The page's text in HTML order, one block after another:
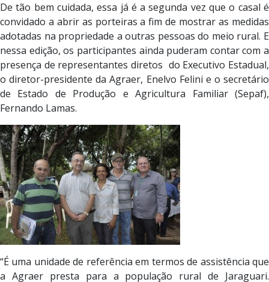
De tão bem cuidada, essa já é a segunda vez que o casal é
convidado a abrir as porteiras a fim de mostrar as medidas
adotadas na propriedade a outras pessoas do meio rural. E
nessa edição, os participantes ainda puderam contar com a
presença de representantes diretos do Executivo Estadual,
o diretor-presidente da Agraer, Enelvo Felini e o secretário
de Estado de Produção e Agricultura Familiar (Sepaf),
Fernando Lamas.
“É uma unidade de referência em termos de assistência que
a Agraer presta para a população rural de Jaraguari.